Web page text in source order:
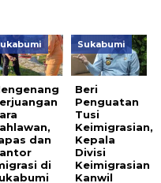
dan
di
Sukabumi
Beri
Penguatan
Tusi
Keimigrasian,
Kepala
Divisi
Keimigrasian
Kanwil